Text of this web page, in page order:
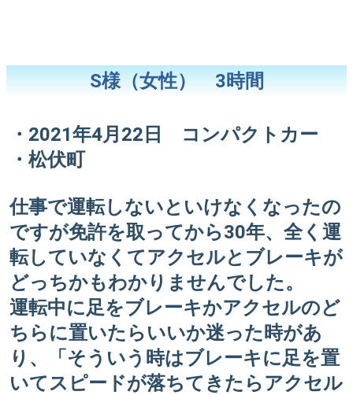
S様（女性） 3時間
・2021年4月22日 コンパクトカー
・松伏町
仕事で運転しないといけなくなったの
ですが免許を取ってから30年、全く運
転していなくてアクセルとブレーキが
どっちかもわかりませんでした。
運転中に足をブレーキかアクセルのど
ちらに置いたらいいか迷った時があ
り、「そういう時はブレーキに足を置
いてスピードが落ちてきたらアクセル